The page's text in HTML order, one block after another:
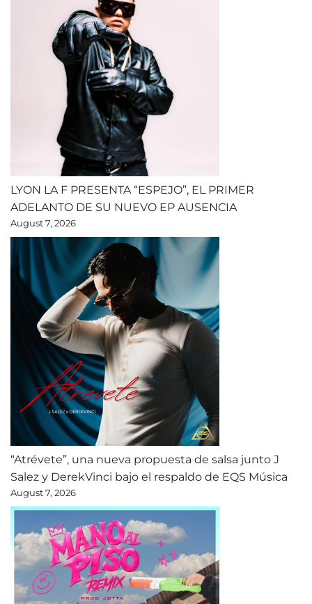
LYON LA F PRESENTA “ESPEJO”, EL PRIMER
ADELANTO DE SU NUEVO EP AUSENCIA
August 7, 2026
“Atrévete”, una nueva propuesta de salsa junto J
Salez y DerekVinci bajo el respaldo de EQS Música
August 7, 2026